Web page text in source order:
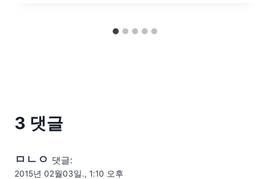
3 댓글
ㅁㄴㅇ 댓글:
2015년 02월03일., 1:10 오후